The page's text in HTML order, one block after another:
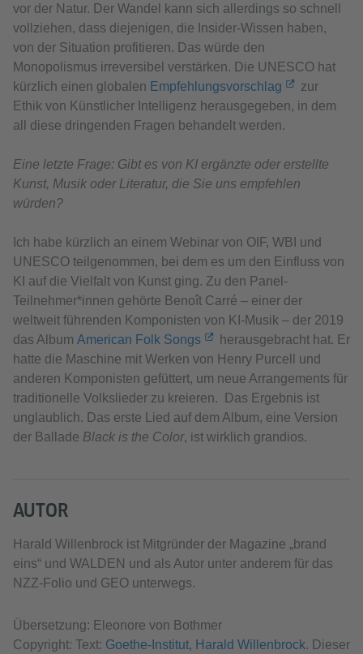
vor der Natur. Der Wandel kann sich allerdings so schnell
vollziehen, dass diejenigen, die Insider-Wissen haben,
von der Situation profitieren. Das würde den
Monopolismus irreversibel verstärken. Die UNESCO hat
kürzlich einen globalen Empfehlungsvorschlag
zur
Ethik von Künstlicher Intelligenz herausgegeben, in dem
all diese dringenden Fragen behandelt werden.
Eine letzte Frage: Gibt es von KI ergänzte oder erstellte
Kunst, Musik oder Literatur, die Sie uns empfehlen
würden?
Ich habe kürzlich an einem Webinar von OIF, WBI und
UNESCO teilgenommen, bei dem es um den Einfluss von
KI auf die Vielfalt von Kunst ging. Zu den Panel-
Teilnehmer*innen gehörte Benoît Carré – einer der
weltweit führenden Komponisten von KI-Musik – der 2019
das Album American Folk Songs
herausgebracht hat. Er
hatte die Maschine mit Werken von Henry Purcell und
anderen Komponisten gefüttert, um neue Arrangements für
traditionelle Volkslieder zu kreieren. Das Ergebnis ist
unglaublich. Das erste Lied auf dem Album, eine Version
der Ballade Black is the Color, ist wirklich grandios.
AUTOR
Harald Willenbrock ist Mitgründer der Magazine „brand
eins“ und WALDEN und als Autor unter anderem für das
NZZ-Folio und GEO unterwegs.
Übersetzung: Eleonore von Bothmer
Copyright: Text: Goethe-Institut, Harald Willenbrock. Dieser